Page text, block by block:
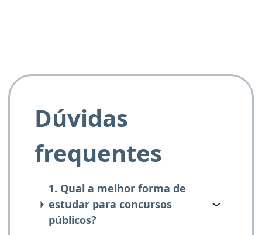
Dúvidas
frequentes
1. Qual a melhor forma de
estudar para concursos
públicos?